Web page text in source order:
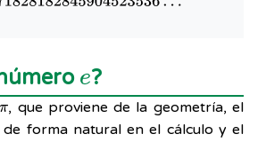
e?
, que proviene de la geometría, el
de forma natural en el cálculo y el